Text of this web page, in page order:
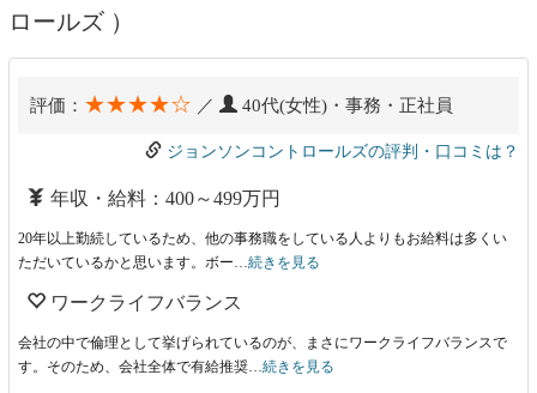
ロールズ ）
評価： ★★★★☆ ／ 40代(女性)・事務・正社員
ジョンソンコントロールズの評判・口コミは？
年収・給料：400～499万円
20年以上勤続しているため、他の事務職をしている人よりもお給料は多くい
ただいているかと思います。ボー… 続きを見る
ワークライフバランス
会社の中で倫理として挙げられているのが、まさにワークライフバランスで
す。そのため、会社全体で有給推奨… 続きを見る